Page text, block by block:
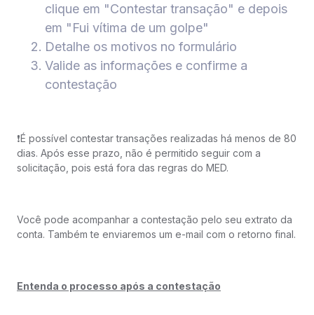
clique em "Contestar transação" e depois
em "Fui vítima de um golpe"
Detalhe os motivos no formulário
Valide as informações e confirme a
contestação
❗️É possível contestar transações realizadas há menos de 80
dias. Após esse prazo, não é permitido seguir com a
solicitação, pois está fora das regras do MED.
Você pode acompanhar a contestação pelo seu extrato da
conta. Também te enviaremos um e-mail com o retorno final.
Entenda o processo após a contestação